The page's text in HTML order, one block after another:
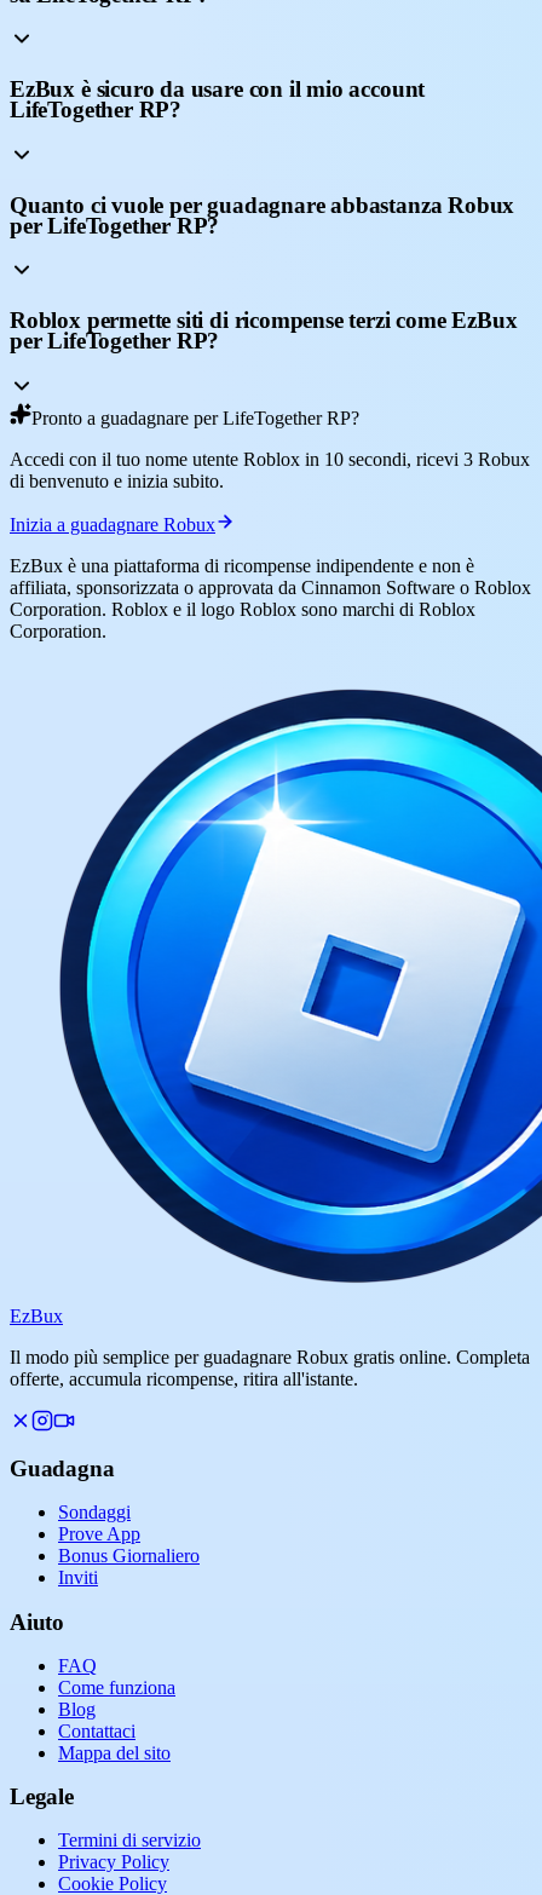
EzBux è sicuro da usare con il mio account
LifeTogether RP?
Quanto ci vuole per guadagnare abbastanza Robux
per LifeTogether RP?
Roblox permette siti di ricompense terzi come EzBux
per LifeTogether RP?
Pronto a guadagnare per LifeTogether RP?
Accedi con il tuo nome utente Roblox in 10 secondi, ricevi 3 Robux
di benvenuto e inizia subito.
Inizia a guadagnare Robux
EzBux è una piattaforma di ricompense indipendente e non è
affiliata, sponsorizzata o approvata da Cinnamon Software o Roblox
Corporation. Roblox e il logo Roblox sono marchi di Roblox
Corporation.
EzBux
Il modo più semplice per guadagnare Robux gratis online. Completa
offerte, accumula ricompense, ritira all'istante.
Guadagna
Sondaggi
Prove App
Bonus Giornaliero
Inviti
Aiuto
FAQ
Come funziona
Blog
Contattaci
Mappa del sito
Legale
Termini di servizio
Privacy Policy
Cookie Policy